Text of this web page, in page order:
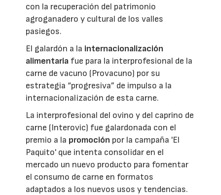
con la recuperación del patrimonio
agroganadero y cultural de los valles
pasiegos.
El galardón a la internacionalización
alimentaria fue para la interprofesional de la
carne de vacuno (Provacuno) por su
estrategia “progresiva” de impulso a la
internacionalización de esta carne.
La interprofesional del ovino y del caprino de
carne (Interovic) fue galardonada con el
premio a la promoción por la campaña 'El
Paquito' que intenta consolidar en el
mercado un nuevo producto para fomentar
el consumo de carne en formatos
adaptados a los nuevos usos y tendencias.